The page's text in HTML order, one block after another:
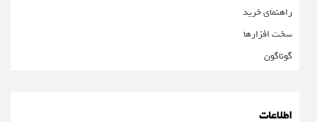
راهنمای خرید
سخت افزارها
گوناگون
اطلاعات